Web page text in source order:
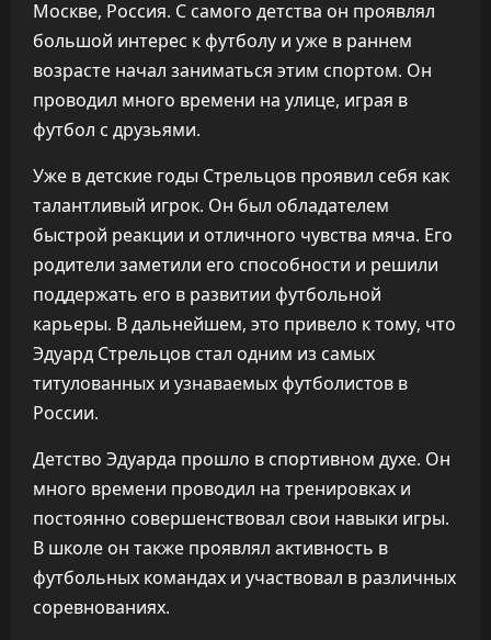
Москве, Россия. С самого детства он проявлял
большой интерес к футболу и уже в раннем
возрасте начал заниматься этим спортом. Он
проводил много времени на улице, играя в
футбол с друзьями.
Уже в детские годы Стрельцов проявил себя как
талантливый игрок. Он был обладателем
быстрой реакции и отличного чувства мяча. Его
родители заметили его способности и решили
поддержать его в развитии футбольной
карьеры. В дальнейшем, это привело к тому, что
Эдуард Стрельцов стал одним из самых
титулованных и узнаваемых футболистов в
России.
Детство Эдуарда прошло в спортивном духе. Он
много времени проводил на тренировках и
постоянно совершенствовал свои навыки игры.
В школе он также проявлял активность в
футбольных командах и участвовал в различных
соревнованиях.